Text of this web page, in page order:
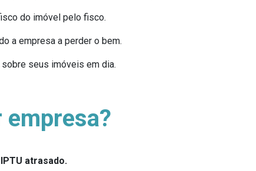
do imóvel pelo fisco.
a empresa a perder o bem.
seus imóveis em dia.
empresa?
atrasado.